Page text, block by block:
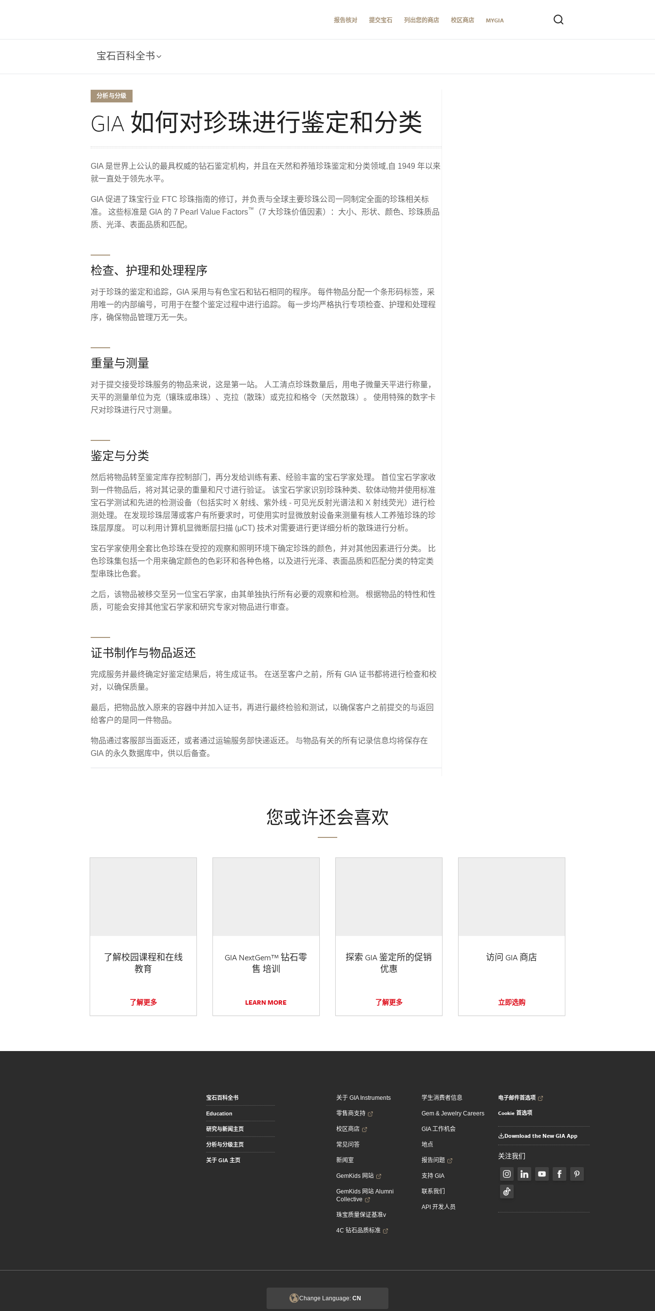
报告核对 提交宝石 列出您的商店 校区商店 MYGIA
宝石百科全书
分析与分级
GIA 如何对珍珠进行鉴定和分类
GIA 是世界上公认的最具权威的钻石鉴定机构，并且在天然和养殖珍珠鉴定和分类领域,自 1949 年以来
就一直处于领先水平。
GIA 促进了珠宝行业 FTC 珍珠指南的修订，并负责与全球主要珍珠公司一同制定全面的珍珠相关标
准。 这些标准是 GIA 的 7 Pearl Value Factors™
（7 大珍珠价值因素）：大小、形状、颜色、珍珠质品
质、光泽、表面品质和匹配。
检查、护理和处理程序
对于珍珠的鉴定和追踪，GIA 采用与有色宝石和钻石相同的程序。 每件物品分配一个条形码标签，采
用唯一的内部编号，可用于在整个鉴定过程中进行追踪。 每一步均严格执行专项检查、护理和处理程
序，确保物品管理万无一失。
重量与测量
对于提交接受珍珠服务的物品来说，这是第一站。 人工清点珍珠数量后，用电子微量天平进行称量，
天平的测量单位为克（镶珠或串珠）、克拉（散珠）或克拉和格令（天然散珠）。 使用特殊的数字卡
尺对珍珠进行尺寸测量。
鉴定与分类
然后将物品转至鉴定库存控制部门，再分发给训练有素、经验丰富的宝石学家处理。 首位宝石学家收
到一件物品后，将对其记录的重量和尺寸进行验证。 该宝石学家识别珍珠种类、软体动物并使用标准
宝石学测试和先进的检测设备（包括实时 X 射线、紫外线 - 可见光反射光谱法和 X 射线荧光）进行检
测处理。 在发现珍珠层薄或客户有所要求时，可使用实时显微放射设备来测量有核人工养殖珍珠的珍
珠层厚度。 可以利用计算机显微断层扫描 (μCT) 技术对需要进行更详细分析的散珠进行分析。
宝石学家使用全套比色珍珠在受控的观察和照明环境下确定珍珠的颜色，并对其他因素进行分类。 比
色珍珠集包括一个用来确定颜色的色彩环和各种色格，以及进行光泽、表面品质和匹配分类的特定类
型串珠比色套。
之后，该物品被移交至另一位宝石学家，由其单独执行所有必要的观察和检测。 根据物品的特性和性
质，可能会安排其他宝石学家和研究专家对物品进行审查。
证书制作与物品返还
完成服务并最终确定好鉴定结果后，将生成证书。 在送至客户之前，所有 GIA 证书都将进行检查和校
对，以确保质量。
最后，把物品放入原来的容器中并加入证书，再进行最终检验和测试，以确保客户之前提交的与返回
给客户的是同一件物品。
物品通过客服部当面返还，或者通过运输服务部快递返还。 与物品有关的所有记录信息均将保存在
GIA 的永久数据库中，供以后备查。
您或许还会喜欢
了解校园课程和在线
教育
了解更多
GIA NextGem™ 钻石零
售 培训
LEARN MORE
探索 GIA 鉴定所的促销
优惠
了解更多
访问 GIA 商店
立即选购
宝石百科全书
Education
研究与新闻主页
分析与分级主页
关于 GIA 主页
关于 GIA Instruments
零售商支持
校区商店
常见问答
新闻室
GemKids 网站
GemKids 网站 Alumni
Collective
珠宝质量保证基准v
4C 钻石品质标准
学生消费者信息
Gem & Jewelry Careers
GIA 工作机会
地点
报告问题
支持 GIA
联系我们
API 开发人员
电子邮件首选项
Cookie 首选项
Download the New GIA App
关注我们
Change Language: CN